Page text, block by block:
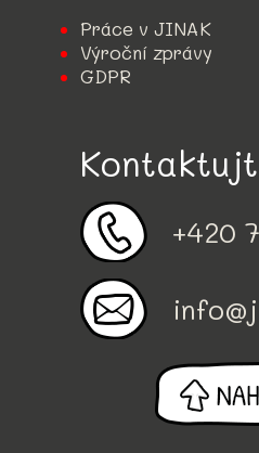
Práce v JINAK
Výroční zprávy
GDPR
+420